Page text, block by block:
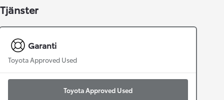
Tjänster
Garanti
Toyota Approved Used
Toyota Approved Used